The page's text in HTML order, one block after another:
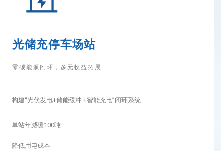
光储充停车场站
零碳能源闭环，多元收益拓展
构建“光伏发电+储能缓冲 +智能充电”闭环系统
单站年减碳100吨
降低用电成本